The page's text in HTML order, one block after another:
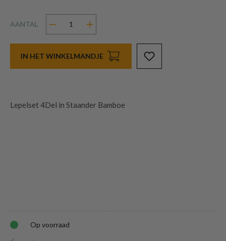
AANTAL
IN HET WINKELMANDJE
Lepelset 4Del in Staander Bamboe
Op voorraad